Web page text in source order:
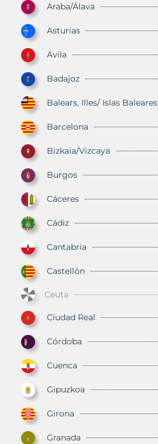
Araba/Álava
Asturias
Ávila
Badajoz
Balears, Illes/ Islas Baleares
Barcelona
Bizkaia/Vizcaya
Burgos
Cáceres
Cádiz
Cantabria
Castellón
Ceuta
Ciudad Real
Córdoba
Cuenca
Gipuzkoa
Girona
Granada